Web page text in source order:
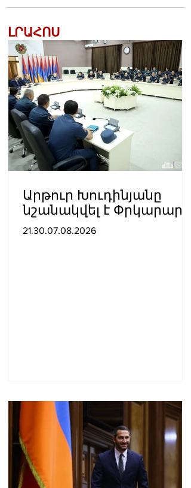
ԼՐԱՀՈՍ
Արթուր Խուդինյանը
նշանակվել է Փրկարար
ծառայության տնօրենի
21.30.07.08.2026